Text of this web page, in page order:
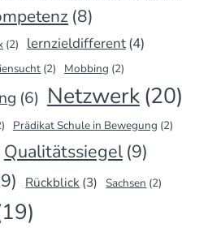
(8)
(2) lernzieldifferent(4)
(2) Mobbing (2)
(6) Netzwerk(20)
Prädikat Schule in Bewegung (2)
Qualitätssiegel (9)
Rückblick (3) Sachsen (2)